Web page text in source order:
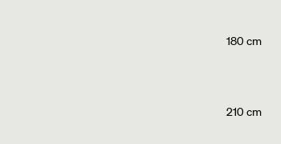
180 cm
210 cm